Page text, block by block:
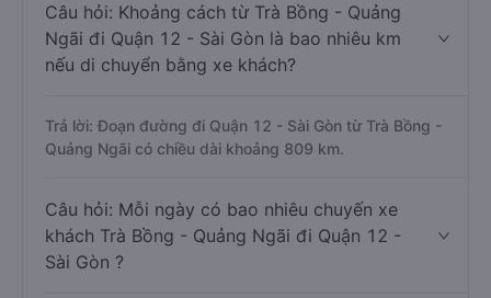
Câu hỏi: Khoảng cách từ Trà Bồng - Quảng
Ngãi đi Quận 12 - Sài Gòn là bao nhiêu km
nếu di chuyển bằng xe khách?
Trả lời: Đoạn đường đi Quận 12 - Sài Gòn từ Trà Bồng -
Quảng Ngãi có chiều dài khoảng 809 km.
Câu hỏi: Mỗi ngày có bao nhiêu chuyến xe
khách Trà Bồng - Quảng Ngãi đi Quận 12 -
Sài Gòn ?